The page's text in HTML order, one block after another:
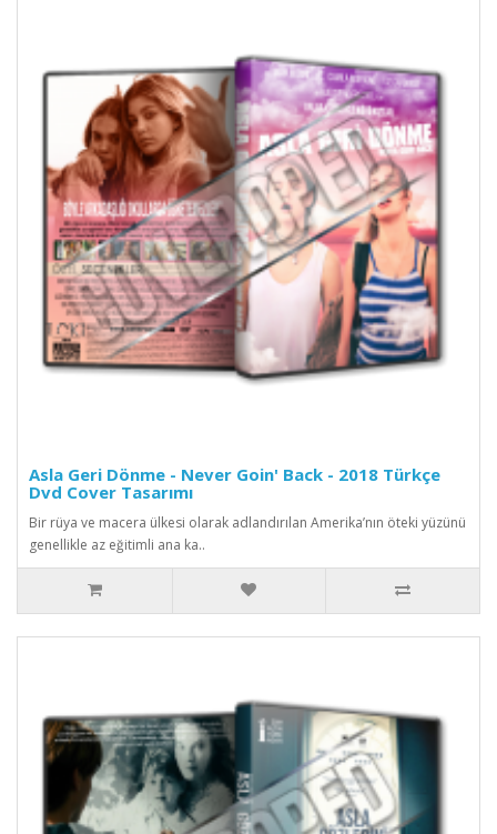
Asla Geri Dönme - Never Goin' Back - 2018 Türkçe
Dvd Cover Tasarımı
Bir rüya ve macera ülkesi olarak adlandırılan Amerika’nın öteki yüzünü
genellikle az eğitimli ana ka..